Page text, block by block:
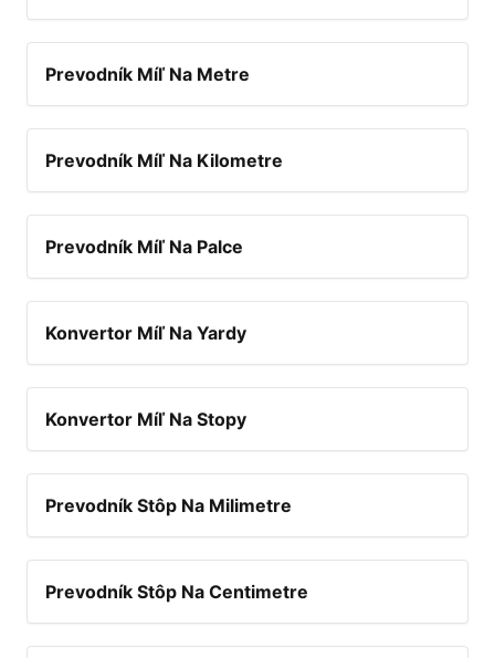
Prevodník Míľ Na Metre
Prevodník Míľ Na Kilometre
Prevodník Míľ Na Palce
Konvertor Míľ Na Yardy
Konvertor Míľ Na Stopy
Prevodník Stôp Na Milimetre
Prevodník Stôp Na Centimetre